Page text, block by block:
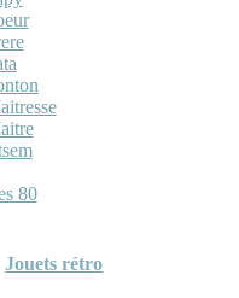
80
Jouets rétro